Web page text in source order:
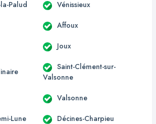
Palud Vénissieux
Affoux
Joux
Saint-Clément-sur-
Valsonne
Valsonne
Lune Décines-Charpieu